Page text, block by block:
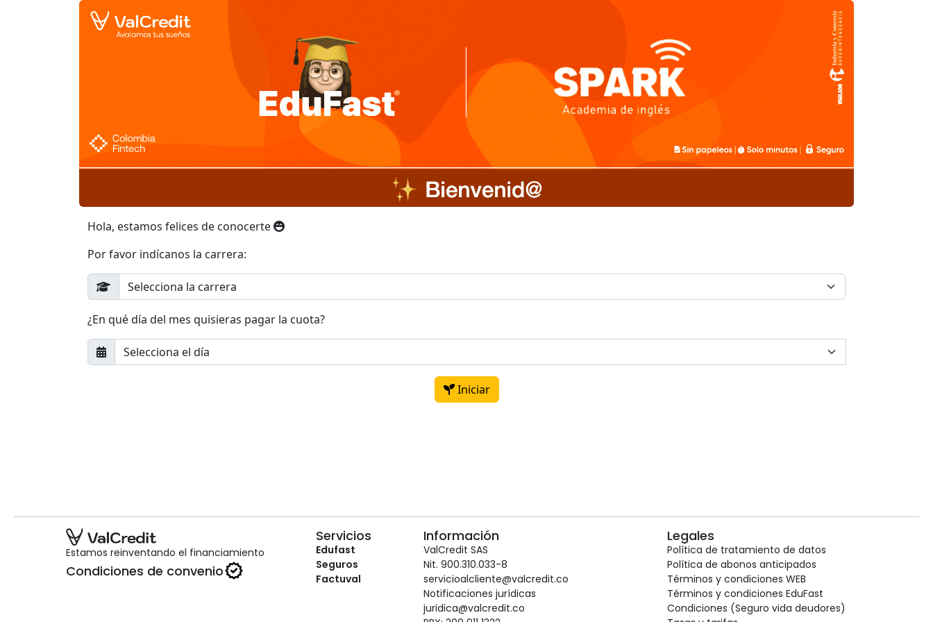
Hola, estamos felices de conocerte
Por favor indícanos la carrera:
¿En qué día del mes quisieras pagar la cuota?
Iniciar
Estamos reinventando el financiamiento
Condiciones de convenio
Servicios
Edufast
Seguros
Factuval
Información
ValCredit SAS
Nit. 900.310.033-8
servicioalcliente@valcredit.co
Notificaciones jurídicas
juridica@valcredit.co
Legales
Política de tratamiento de datos
Política de abonos anticipados
Términos y condiciones WEB
Términos y condiciones EduFast
Condiciones (Seguro vida deudores)